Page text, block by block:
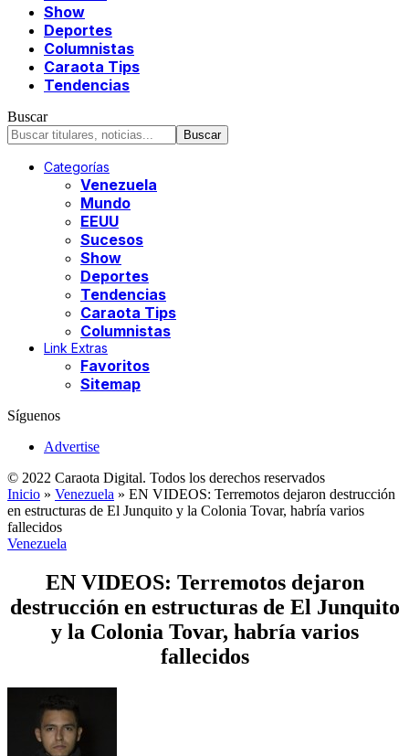
Show
Deportes
Columnistas
Caraota Tips
Tendencias
Buscar
Categorías
Venezuela
Mundo
EEUU
Sucesos
Show
Deportes
Tendencias
Caraota Tips
Columnistas
Link Extras
Favoritos
Sitemap
Síguenos
Advertise
© 2022 Caraota Digital. Todos los derechos reservados
Inicio » Venezuela » EN VIDEOS: Terremotos dejaron destrucción
en estructuras de El Junquito y la Colonia Tovar, habría varios
fallecidos
Venezuela
EN VIDEOS: Terremotos dejaron
destrucción en estructuras de El Junquito
y la Colonia Tovar, habría varios
fallecidos